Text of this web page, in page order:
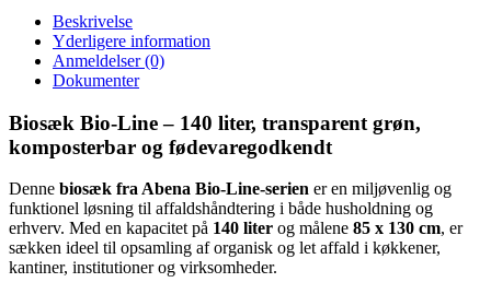
polyesters,
85x130cm
antal
Beskrivelse
Yderligere information
Anmeldelser (0)
Dokumenter
Biosæk Bio-Line – 140 liter, transparent grøn,
komposterbar og fødevaregodkendt
Denne biosæk fra Abena Bio-Line-serien er en miljøvenlig og
funktionel løsning til affaldshåndtering i både husholdning og
erhverv. Med en kapacitet på 140 liter og målene 85 x 130 cm, er
sækken ideel til opsamling af organisk og let affald i køkkener,
kantiner, institutioner og virksomheder.